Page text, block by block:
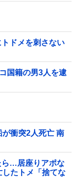
ドメを刺さない
国籍の男3人を逮
が衝突2人死亡 南
ら…居座りアポな
したトメ「捨てな